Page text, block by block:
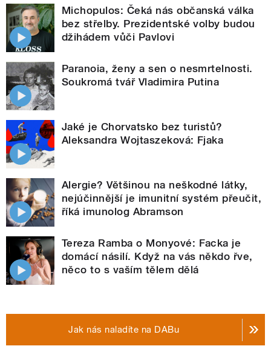
Michopulos: Čeká nás občanská válka
bez střelby. Prezidentské volby budou
džihádem vůči Pavlovi
Paranoia, ženy a sen o nesmrtelnosti.
Soukromá tvář Vladimira Putina
Jaké je Chorvatsko bez turistů?
Aleksandra Wojtaszeková: Fjaka
Alergie? Většinou na neškodné látky,
nejúčinnější je imunitní systém přeučit,
říká imunolog Abramson
Tereza Ramba o Monyové: Facka je
domácí násilí. Když na vás někdo řve,
něco to s vaším tělem dělá
Jak nás naladíte na DABu